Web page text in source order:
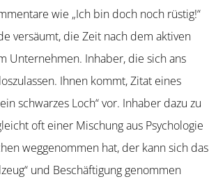
wie „Ich bin doch noch rüstig!“
versäumt, die Zeit nach dem aktiven
Unternehmen. Inhaber, die sich ans
Ihnen kommt, Zitat eines
schwarzes Loch“ vor. Inhaber dazu zu
oft einer Mischung aus Psycho­logie
wegge­nommen hat, der kann sich das
und Beschäf­tigung genommen